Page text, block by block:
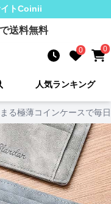
トCoinii
送料無料
0 0
人気ランキング
る極薄コインケースで毎